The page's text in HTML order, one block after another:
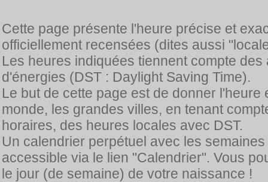
Cette page présente l'heure précise et
officiellement recensées (dites aussi
Les heures indiquées tiennent compte
d'énergies (DST : Daylight Saving Time).
Le but de cette page est de donner
monde, les grandes villes, en tenant
horaires, des heures locales avec DST.
Un calendrier perpétuel avec les
accessible via le lien "Calendrier". Vous
le jour (de semaine) de votre naissance !